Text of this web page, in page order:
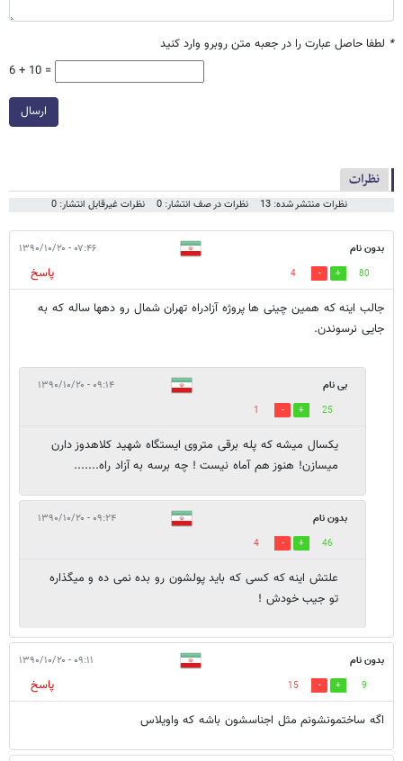
* لطفا حاصل عبارت را در جعبه متن روبرو وارد کنید
6 + 10 =
ارسال
نظرات
نظرات منتشر شده: 13 نظرات در صف انتشار: 0 نظرات غیرقابل انتشار: 0
بدون نام ۰۷:۴۶ - ۱۳۹۰/۱۰/۲۰
80
4
پاسخ
جالب اینه که همین چینی ها پروژه آزادراه تهران شمال رو دهها ساله که به
جایی نرسوندن.
بی نام ۰۹:۱۴ - ۱۳۹۰/۱۰/۲۰
25
1
یکسال میشه که پله برقی متروی ایستگاه شهید کلاهدوز دارن
میسازن! هنوز هم آماه نیست ! چه برسه به آزاد راه.......
بدون نام ۰۹:۲۴ - ۱۳۹۰/۱۰/۲۰
46
4
علتش اینه که کسی که باید پولشون رو بده نمی ده و میگذاره
تو جیب خودش !
بدون نام ۰۹:۱۱ - ۱۳۹۰/۱۰/۲۰
9
15
پاسخ
اگه ساختمونشونم مثل اجناسشون باشه که واویلاس